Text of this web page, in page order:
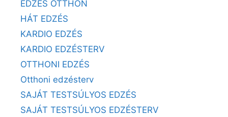
EDZÉS OTTHON
HÁT EDZÉS
KARDIO EDZÉS
KARDIO EDZÉSTERV
OTTHONI EDZÉS
Otthoni edzésterv
SAJÁT TESTSÚLYOS EDZÉS
SAJÁT TESTSÚLYOS EDZÉSTERV